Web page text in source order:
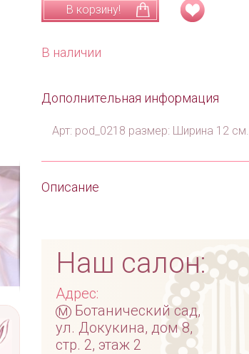
В корзину!
В наличии
Дополнительная информация
Арт: pod_0218 размер: Ширина 12 см.
Описание
Наш салон:
Адрес:
м Ботанический сад,
ул. Докукина, дом 8,
стр. 2, этаж 2